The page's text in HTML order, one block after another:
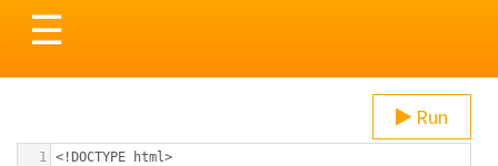
Toggle
navigation
☰
Run
1 <!DOCTYPE html>